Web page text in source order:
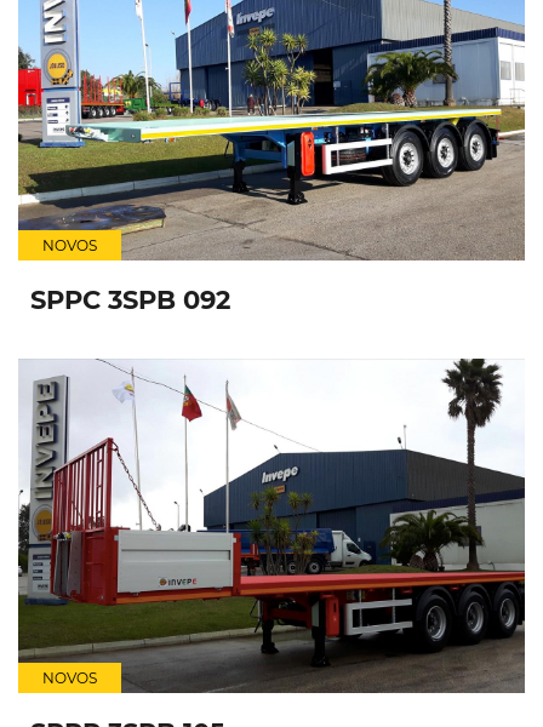
NOVOS
SPPC 3SPB 092
NOVOS